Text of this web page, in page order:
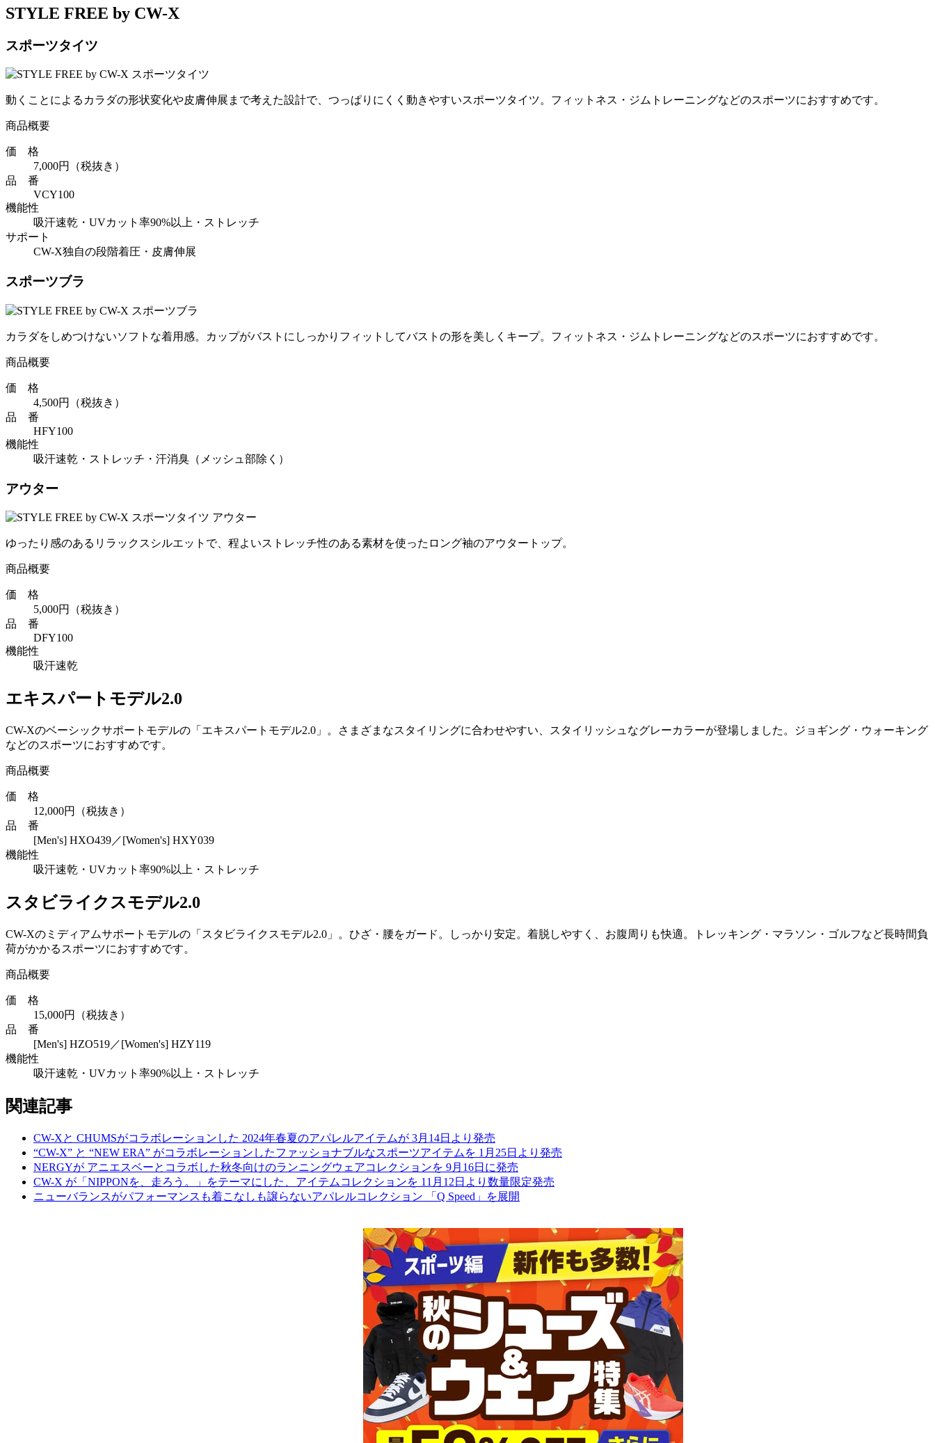
STYLE FREE by CW-X
スポーツタイツ
動くことによるカラダの形状変化や皮膚伸展まで考えた設計で、つっぱりにくく動きやすいスポーツタイツ。フィットネス・ジムトレーニングなどのスポーツにおすすめです。
商品概要
価 格
7,000円（税抜き）
品 番
VCY100
機能性
吸汗速乾・UVカット率90%以上・ストレッチ
サポート
CW-X独自の段階着圧・皮膚伸展
スポーツブラ
カラダをしめつけないソフトな着用感。カップがバストにしっかりフィットしてバストの形を美しくキープ。フィットネス・ジムトレーニングなどのスポーツにおすすめです。
商品概要
価 格
4,500円（税抜き）
品 番
HFY100
機能性
吸汗速乾・ストレッチ・汗消臭（メッシュ部除く）
アウター
ゆったり感のあるリラックスシルエットで、程よいストレッチ性のある素材を使ったロング袖のアウタートップ。
商品概要
価 格
5,000円（税抜き）
品 番
DFY100
機能性
吸汗速乾
エキスパートモデル2.0
CW-Xのベーシックサポートモデルの「エキスパートモデル2.0」。さまざまなスタイリングに合わせやすい、スタイリッシュなグレーカラーが登場しました。ジョギング・ウォーキング
などのスポーツにおすすめです。
商品概要
価 格
12,000円（税抜き）
品 番
[Men's] HXO439／[Women's] HXY039
機能性
吸汗速乾・UVカット率90%以上・ストレッチ
スタビライクスモデル2.0
CW-Xのミディアムサポートモデルの「スタビライクスモデル2.0」。ひざ・腰をガード。しっかり安定。着脱しやすく、お腹周りも快適。トレッキング・マラソン・ゴルフなど長時間負
荷がかかるスポーツにおすすめです。
商品概要
価 格
15,000円（税抜き）
品 番
[Men's] HZO519／[Women's] HZY119
機能性
吸汗速乾・UVカット率90%以上・ストレッチ
関連記事
CW-Xと CHUMSがコラボレーションした 2024年春夏のアパレルアイテムが 3月14日より発売
“CW-X” と “NEW ERA” がコラボレーションしたファッショナブルなスポーツアイテムを 1月25日より発売
NERGYが アニエスベーとコラボした秋冬向けのランニングウェアコレクションを 9月16日に発売
CW-X が「NIPPONを、走ろう。」をテーマにした、アイテムコレクションを 11月12日より数量限定発売
ニューバランスがパフォーマンスも着こなしも譲らないアパレルコレクション 「Q Speed」を展開